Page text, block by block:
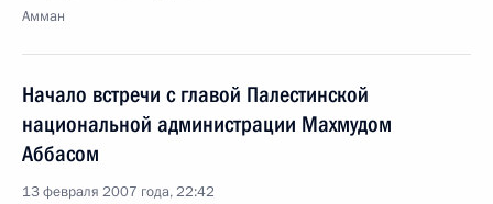
Амман
Начало встречи с главой Палестинской
национальной администрации Махмудом
Аббасом
13 февраля 2007 года, 22:42